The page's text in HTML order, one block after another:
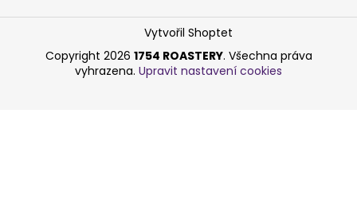
á
Vytvořil Shoptet
Copyright 2026 1754 ROASTERY. Všechna práva
vyhrazena. Upravit nastavení cookies